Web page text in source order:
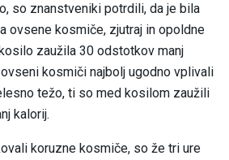
so znanstveniki potrdili, da je bila
ovsene kosmiče, zjutraj in opoldne
zaužila 30 odstotkov manj
kosmiči najbolj ugodno vplivali
težo, ti so med kosilom zaužili
kalorij.
koruzne kosmiče, so že tri ure